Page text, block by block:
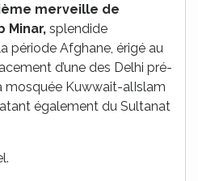
merveille de
Minar, splendide
période Afghane, érigé au
d’une des Delhi pré-
mosquée Kuwwait-alIslam
également du Sultanat